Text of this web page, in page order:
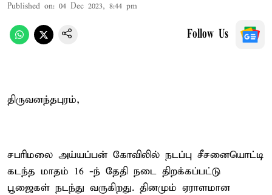
Published on: 04 Dec 2023, 8:44 pm
Follow Us
திருவனந்தபுரம்,
சபரிமலை அய்யப்பன் கோவிலில் நடப்பு சீசனையொட்டி
கடந்த மாதம் 16 -ந் தேதி நடை திறக்கப்பட்டு
பூஜைகள் நடந்து வருகிறது. தினமும் ஏராளமான